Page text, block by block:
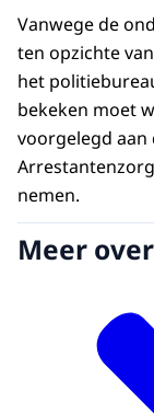
Vanwege de
ten opzichte
het
bekeken moet
voorgelegd aan
nemen.
Meer